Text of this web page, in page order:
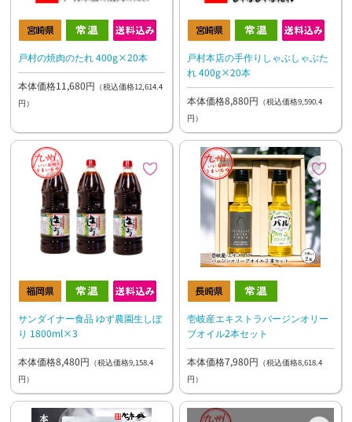
戸村の焼肉のたれ 400g×20本
本体価格11,680円 （税込価格12,614.4
円）
戸村本店の手作りしゃぶしゃぶた
れ 400g×20本
本体価格8,880円 （税込価格9,590.4
円）
サンダイナー食品 ゆず農園生しぼ
り 1800ml×3
本体価格8,480円 （税込価格9,158.4
円）
壱岐産エキストラバージンオリー
ブオイル2本セット
本体価格7,980円 （税込価格8,618.4
円）